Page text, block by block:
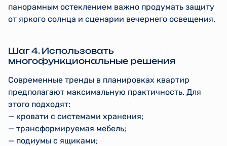
панорамным остеклением важно продумать защиту
от яркого солнца и сценарии вечернего освещения.
Шаг 4. Использовать
многофункциональные решения
Современные тренды в планировках квартир
предполагают максимальную практичность. Для
этого подходят:
— кровати с системами хранения;
— трансформируемая мебель;
— подиумы с ящиками;